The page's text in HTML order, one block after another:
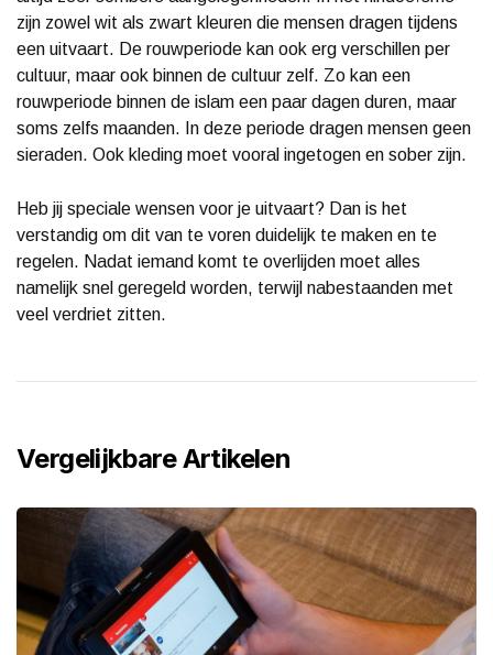
zijn zowel wit als zwart kleuren die mensen dragen tijdens
een uitvaart. De rouwperiode kan ook erg verschillen per
cultuur, maar ook binnen de cultuur zelf. Zo kan een
rouwperiode binnen de islam een paar dagen duren, maar
soms zelfs maanden. In deze periode dragen mensen geen
sieraden. Ook kleding moet vooral ingetogen en sober zijn.
Heb jij speciale wensen voor je uitvaart? Dan is het
verstandig om dit van te voren duidelijk te maken en te
regelen. Nadat iemand komt te overlijden moet alles
namelijk snel geregeld worden, terwijl nabestaanden met
veel verdriet zitten.
Vergelijkbare Artikelen